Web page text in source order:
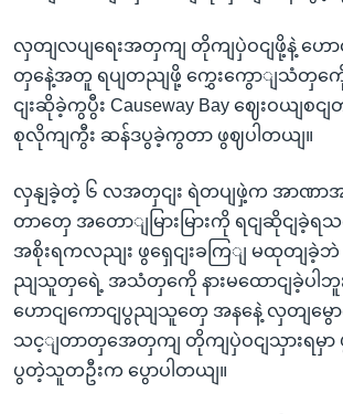
လှတျလပျရေးအတှကျ တိုကျပှဲဝငျဖို့နဲ့ ဟော
တှနေဲ့အတူ ရပျတညျဖို့ ကွှေးကွောျသံတှက
ငျးဆိုခဲ့ကွပွီး Causeway Bay ဈေးဝယျစင
စုလိုကျကွီး ဆန်ဒပွခဲ့ကွတာ ဖွဈပါတယျ။
လှနျခဲ့တဲ့ ၆ လအတှငျး ရဲတပျဖှဲ့က အာဏာအ
တာတှေ အတောျမြားမြားကို ရငျဆိုငျခဲ့ရ
အစိုးရကလညျး ဖွရှေငျးခကြျ မထုတျခဲ့ဘဲ
ညျသူတှရေဲ့ အသံတှကေို နားမထောငျခဲ့ပါဘူး
ဟောငျကောငျပွညျသူတှေ အနနေဲ့ လှတျမွော
သင့ျတာတှအေတှကျ တိုကျပှဲဝငျသှားရမှ
ပွတဲ့သူတဦးက ပွောပါတယျ။